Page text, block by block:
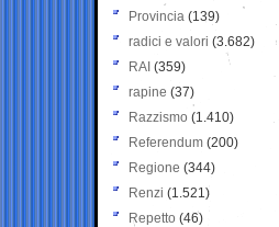
Provincia (139)
radici e valori (3.682)
RAI (359)
rapine (37)
Razzismo (1.410)
Referendum (200)
Regione (344)
Renzi (1.521)
Repetto (46)